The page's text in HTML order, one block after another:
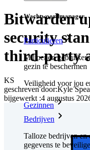
Wachtwoordmanager
Particulieren
Miljoenen
gezin te beschermen
Veiligheid voor jou
Gezinnen
Bedrijven
Talloze bedrijven en
gegevens te
Bitwarden
security
third-party
KS
geschreven door:Kyle
bijgewerkt :4 augustus